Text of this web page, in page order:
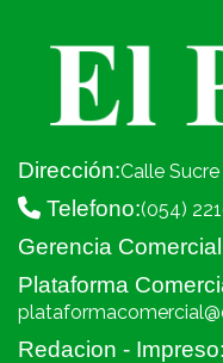
Dirección:Calle Sucre
Telefono:(054)
Gerencia
Plataforma
Redacion - Impreso: